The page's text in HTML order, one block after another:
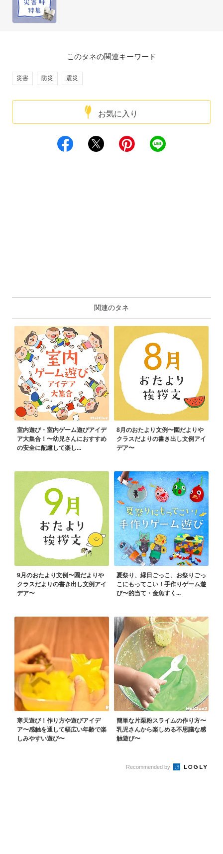
お気に入り
このタネの関連キーワード
災害 防災 震災
関連のタネ
室内遊び・室内ゲーム遊びアイデ
ア大集合！〜幼児さんにおすすめ
の安全に配慮して楽し...
8月のおたより文例〜園だよりや
クラスだよりの書き出し文例アイ
デア〜
9月のおたより文例〜園だよりや
クラスだよりの書き出し文例アイ
デア〜
夏祭り、縁日ごっこ、お祭りごっ
こにもってこい！手作りゲーム遊
び〜的当て・金魚すく...
寒天遊び！作り方や遊びアイデ
ア〜感触を通して幅広い年齢で楽
しみやすい遊び〜
簡単な片栗粉スライムの作り方〜
乳児さんから楽しめる不思議な感
触遊び〜
Recommended by